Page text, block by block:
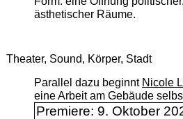
ästhetischer Räume.
Theater, Sound, Körper, Stadt
Parallel dazu beginnt Nicole
eine Arbeit am Gebäude
Premiere: 9. Oktober